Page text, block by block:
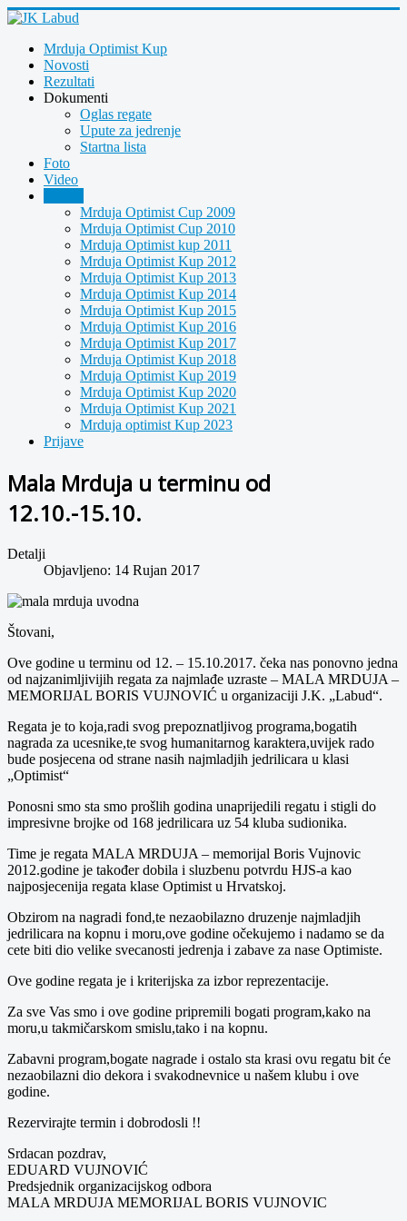
Mrduja Optimist Kup
Novosti
Rezultati
Dokumenti
Oglas regate
Upute za jedrenje
Startna lista
Foto
Video
Mrduja Optimist Cup 2009
Mrduja Optimist Cup 2010
Mrduja Optimist kup 2011
Mrduja Optimist Kup 2012
Mrduja Optimist Kup 2013
Mrduja Optimist Kup 2014
Mrduja Optimist Kup 2015
Mrduja Optimist Kup 2016
Mrduja Optimist Kup 2017
Mrduja Optimist Kup 2018
Mrduja Optimist Kup 2019
Mrduja Optimist Kup 2020
Mrduja Optimist Kup 2021
Mrduja optimist Kup 2023
Prijave
Mala Mrduja u terminu od
12.10.-15.10.
Detalji
Objavljeno: 14 Rujan 2017
Štovani,
Ove godine u terminu od 12. – 15.10.2017. čeka nas ponovno jedna
od najzanimljivijih regata za najmlađe uzraste – MALA MRDUJA –
MEMORIJAL BORIS VUJNOVIĆ u organizaciji J.K. „Labud“.
Regata je to koja,radi svog prepoznatljivog programa,bogatih
nagrada za ucesnike,te svog humanitarnog karaktera,uvijek rado
bude posjecena od strane nasih najmladjih jedrilicara u klasi
„Optimist“
Ponosni smo sta smo prošlih godina unaprijedili regatu i stigli do
impresivne brojke od 168 jedrilicara uz 54 kluba sudionika.
Time je regata MALA MRDUJA – memorijal Boris Vujnovic
2012.godine je također dobila i sluzbenu potvrdu HJS-a kao
najposjecenija regata klase Optimist u Hrvatskoj.
Obzirom na nagradi fond,te nezaobilazno druzenje najmladjih
jedrilicara na kopnu i moru,ove godine očekujemo i nadamo se da
cete biti dio velike svecanosti jedrenja i zabave za nase Optimiste.
Ove godine regata je i kriterijska za izbor reprezentacije.
Za sve Vas smo i ove godine pripremili bogati program,kako na
moru,u takmičarskom smislu,tako i na kopnu.
Zabavni program,bogate nagrade i ostalo sta krasi ovu regatu bit će
nezaobilazni dio dekora i svakodnevnice u našem klubu i ove
godine.
Rezervirajte termin i dobrodosli !!
Srdacan pozdrav,
EDUARD VUJNOVIĆ
Predsjednik organizacijskog odbora
MALA MRDUJA MEMORIJAL BORIS VUJNOVIC